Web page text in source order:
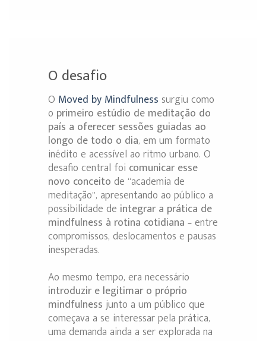
O desafio
O Moved by Mindfulness surgiu como
o primeiro estúdio de meditação do
país a oferecer sessões guiadas ao
longo de todo o dia, em um formato
inédito e acessível ao ritmo urbano. O
desafio central foi comunicar esse
novo conceito de “academia de
meditação”, apresentando ao público a
possibilidade de integrar a prática de
mindfulness à rotina cotidiana – entre
compromissos, deslocamentos e pausas
inesperadas.
Ao mesmo tempo, era necessário
introduzir e legitimar o próprio
mindfulness junto a um público que
começava a se interessar pela prática,
uma demanda ainda a ser explorada na